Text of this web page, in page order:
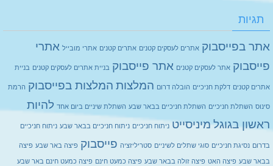
תגיות
אתר בפייסבוק אתרים לעסקים קטנים אתרים קטנים אתרי מובייל אתרי
פייסבוק אתר לעסקים קטנים אתר פייסבוק בניית אתרים לעסקים קטנים בניית
אתרים קטנים דלקת חניכיים הובלה דרום המלצות המלצות בפייסבוק הרמת
סינוס השתלת חניכיים השתלת חניכיים בבאר שבע השתלת שיניים ביום אחד להיות
ראשון בגוגלמיניסייט ניתוח חניכיים ניתוח חניכיים בבאר שבע ניתוח חניכיים
בדרום נסיגת חניכיים סוגי שתלים לשיניים סטריליזציה פייסבוק פיצה באר שבע פיצה
בבאר שבע פיצה האט פיצה זולה בבאר שבע פיצה כמעט חינם פיצה כמעט חינם באר שבע